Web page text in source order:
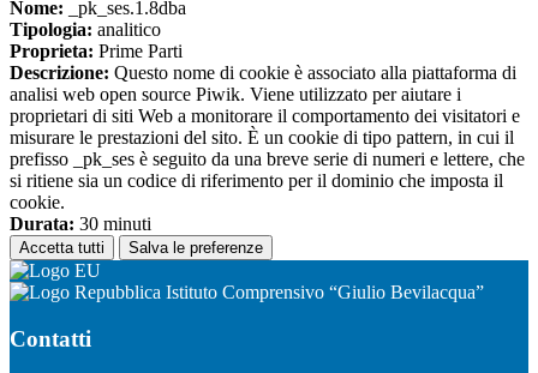
Nome: _pk_ses.1.8dba
Tipologia: analitico
Proprieta: Prime Parti
Descrizione: Questo nome di cookie è associato alla piattaforma di
analisi web open source Piwik. Viene utilizzato per aiutare i
proprietari di siti Web a monitorare il comportamento dei visitatori e
misurare le prestazioni del sito. È un cookie di tipo pattern, in cui il
prefisso _pk_ses è seguito da una breve serie di numeri e lettere, che
si ritiene sia un codice di riferimento per il dominio che imposta il
cookie.
Durata: 30 minuti
Accetta tutti Salva le preferenze
Istituto Comprensivo “Giulio Bevilacqua”
Contatti